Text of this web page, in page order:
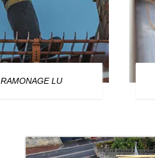
RAMONAGE LU